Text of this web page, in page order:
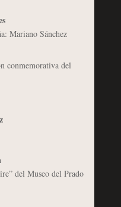
Mariano Sánchez
conmemorativa del
del Museo del Prado